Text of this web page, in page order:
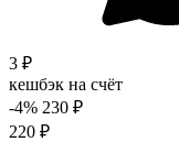
3 ₽
кешбэк на счёт
-4% 230 ₽
220 ₽